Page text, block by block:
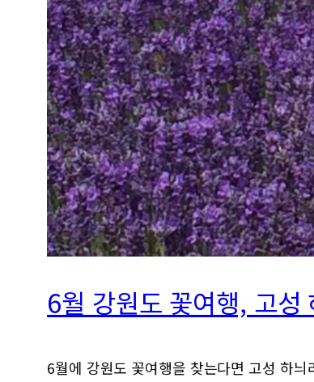
6월 강원도 꽃여행, 고성
6월에 강원도 꽃여행을 찾는다면 고성 하